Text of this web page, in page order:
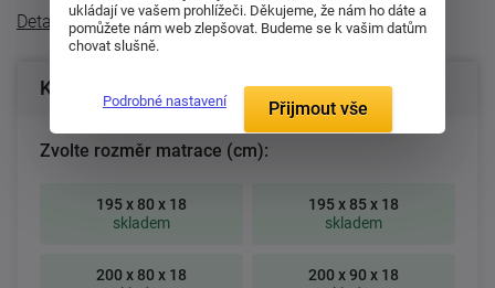
Detailní popis
Konfigurace produktu
Zvolte rozměr matrace (cm):
195 x 80 x 18
skladem
195 x 85 x 18
skladem
200 x 80 x 18
200 x 90 x 18
ukládají ve vašem prohlížeči. Děkujeme, že nám ho dáte a
pomůžete nám web zlepšovat. Budeme se k vašim datům
chovat slušně.
Podrobné nastavení Přijmout vše